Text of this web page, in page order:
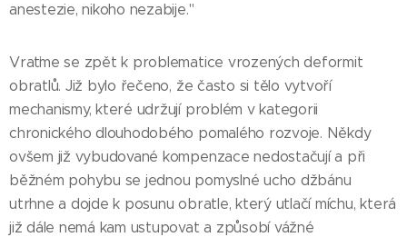
anestezie, nikoho nezabije."
Vraťme se zpět k problematice vrozených deformit
obratlů. Již bylo řečeno, že často si tělo vytvoří
mechanismy, které udržují problém v kategorii
chronického dlouhodobého pomalého rozvoje. Někdy
ovšem již vybudované kompenzace nedostačují a při
běžném pohybu se jednou pomyslné ucho džbánu
utrhne a dojde k posunu obratle, který utlačí míchu, která
již dále nemá kam ustupovat a způsobí vážné